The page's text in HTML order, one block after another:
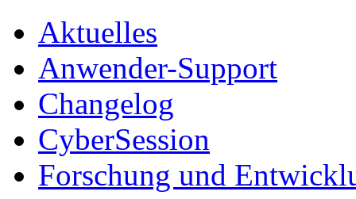
Aktuelles
Anwender-Support
Changelog
CyberSession
Forschung und